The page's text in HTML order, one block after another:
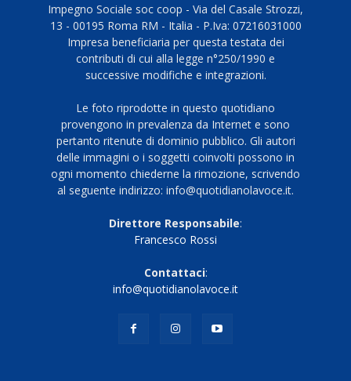
Impegno Sociale soc coop - Via del Casale Strozzi,
13 - 00195 Roma RM - Italia - P.Iva: 07216031000
Impresa beneficiaria per questa testata dei
contributi di cui alla legge n°250/1990 e
successive modifiche e integrazioni.
Le foto riprodotte in questo quotidiano
provengono in prevalenza da Internet e sono
pertanto ritenute di dominio pubblico. Gli autori
delle immagini o i soggetti coinvolti possono in
ogni momento chiederne la rimozione, scrivendo
al seguente indirizzo: info@quotidianolavoce.it.
Direttore Responsabile:
Francesco Rossi
Contattaci:
info@quotidianolavoce.it